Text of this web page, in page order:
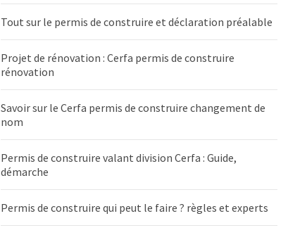
Tout sur le permis de construire et déclaration préalable
Projet de rénovation : Cerfa permis de construire
rénovation
Savoir sur le Cerfa permis de construire changement de
nom
Permis de construire valant division Cerfa : Guide,
démarche
Permis de construire qui peut le faire ? règles et experts